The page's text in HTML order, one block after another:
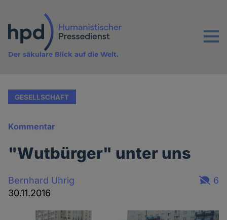
Inhalt
Menu
Der säkulare Blick auf die Welt.
GESELLSCHAFT
Kommentar
"Wutbürger" unter uns
Bernhard Uhrig
30.11.2016
6